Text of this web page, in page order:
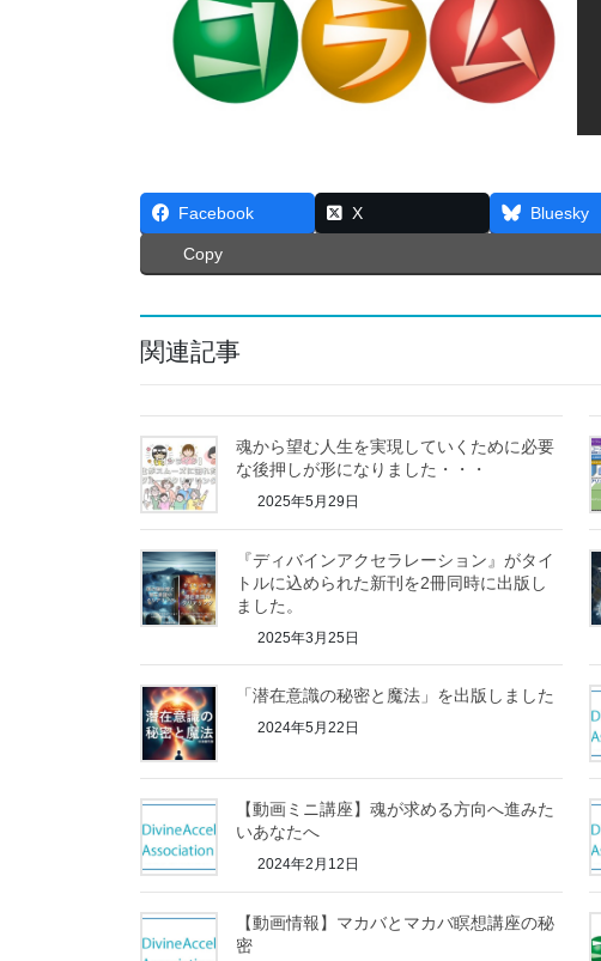
Facebook X Bluesky
Copy
関連記事
魂から望む人生を実現していくために必要
な後押しが形になりました・・・
2025年5月29日
『ディバインアクセラレーション』がタイ
トルに込められた新刊を2冊同時に出版し
ました。
2025年3月25日
「潜在意識の秘密と魔法」を出版しました
2024年5月22日
【動画ミニ講座】魂が求める方向へ進みた
いあなたへ
2024年2月12日
【動画情報】マカバとマカバ瞑想講座の秘
密